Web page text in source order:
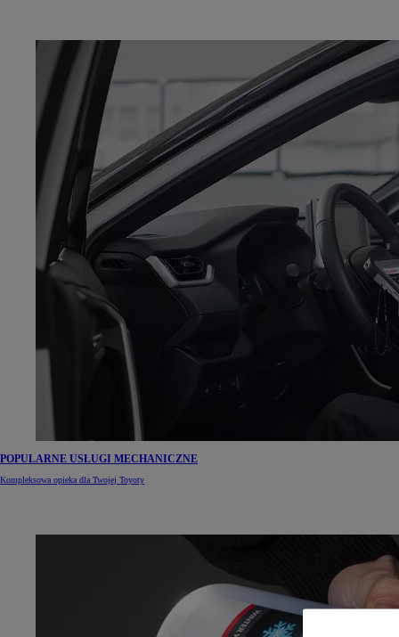
POPULARNE USŁUGI MECHANICZNE
Kompleksowa opieka dla Twojej Toyoty